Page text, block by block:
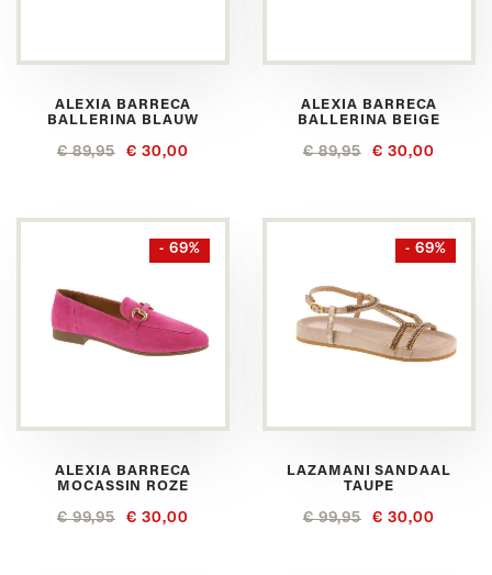
ALEXIA BARRECA
BALLERINA BLAUW
€ 89,95 € 30,00
ALEXIA BARRECA
BALLERINA BEIGE
€ 89,95 € 30,00
- 69%
ALEXIA BARRECA
MOCASSIN ROZE
€ 99,95 € 30,00
- 69%
LAZAMANI SANDAAL
TAUPE
€ 99,95 € 30,00